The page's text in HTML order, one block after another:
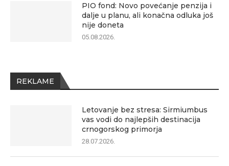
PIO fond: Novo povećanje penzija i
dalje u planu, ali konačna odluka još
nije doneta
05.08.2026.
REKLAME
Letovanje bez stresa: Sirmiumbus
vas vodi do najlepših destinacija
crnogorskog primorja
28.07.2026.